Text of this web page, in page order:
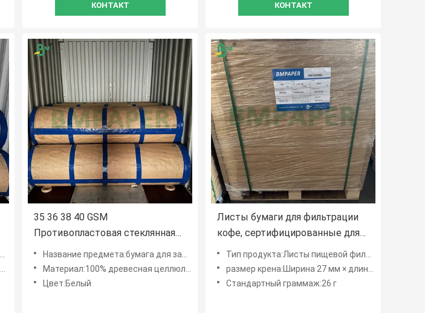
КОНТАКТ КОНТАКТ
35 36 38 40 GSM
Противопластовая стеклянная
облицовочная бумага для
защиты стекла
Название предмета:бумага для защиты стекла от плесени
Материал:100% древесная целлюлоза Вингин
Цвет:Белый
Листы бумаги для фильтрации
кофе, сертифицированные для
пищевых продуктов, с
большими размерами и двумя
вариантами грамма для
Тип продукта:Листы пищевой фильтровальной бумаги для кофе
размер крена:Ширина 27 мм × длина 6000 м
Стандартный граммаж:26 г